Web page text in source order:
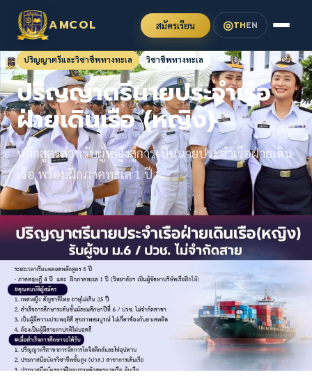
AMCOL สมัครเรียน ◎THEN
ปริญญาตรีและวิชาชีพทางทะเล วิชาชีพทางทะเล
ปริญญาตรีนายประจำเรือ
ฝ่ายเดินเรือ (หญิง)
หลักสูตรสำหรับผู้หญิงสู่การเป็นนายประจำเรือฝ่ายเดิน
เรือ พร้อมฝึกภาคทะเล 1 ปี